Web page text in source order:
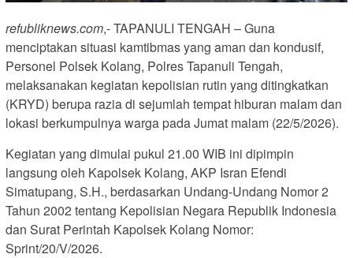
refubliknews.com,- TAPANULI TENGAH – Guna
menciptakan situasi kamtibmas yang aman dan kondusif,
Personel Polsek Kolang, Polres Tapanuli Tengah,
melaksanakan kegiatan kepolisian rutin yang ditingkatkan
(KRYD) berupa razia di sejumlah tempat hiburan malam dan
lokasi berkumpulnya warga pada Jumat malam (22/5/2026).
Kegiatan yang dimulai pukul 21.00 WIB ini dipimpin
langsung oleh Kapolsek Kolang, AKP Isran Efendi
Simatupang, S.H., berdasarkan Undang-Undang Nomor 2
Tahun 2002 tentang Kepolisian Negara Republik Indonesia
dan Surat Perintah Kapolsek Kolang Nomor:
Sprint/20/V/2026.